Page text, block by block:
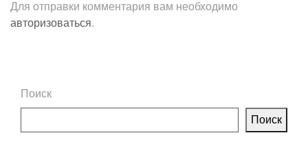
Для отправки комментария вам необходимо
авторизоваться.
Поиск
Поиск